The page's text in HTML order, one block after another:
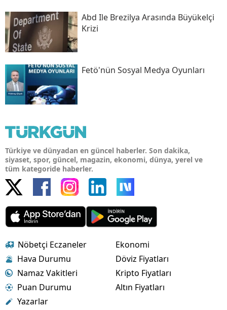
Abd Ile Brezilya Arasında Büyükelçi
Krizi
Fetö'nün Sosyal Medya Oyunları
Türkiye ve dünyadan en güncel haberler. Son dakika,
siyaset, spor, güncel, magazin, ekonomi, dünya, yerel ve
tüm kategoride haberler.
Nöbetçi Eczaneler
Hava Durumu
Namaz Vakitleri
Puan Durumu
Yazarlar
Ekonomi
Döviz Fiyatları
Kripto Fiyatları
Altın Fiyatları